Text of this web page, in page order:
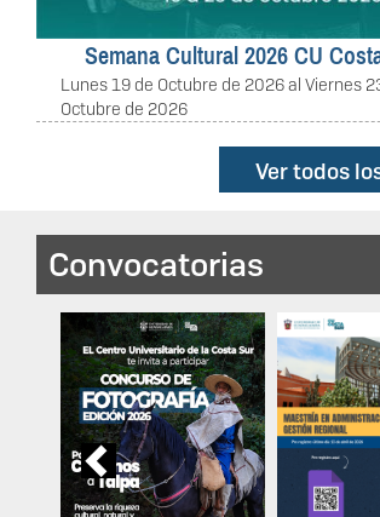
Semana Cultural 2026 CU Costa
Lunes 19 de Octubre de 2026 alViernes
Octubre de 2026
Ver todos
Convocatorias
Previous